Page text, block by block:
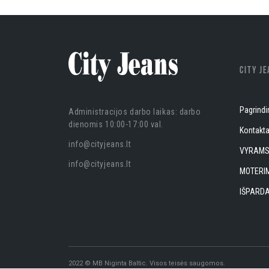
Administracijos darbo laikas: darbo
dienomis 10:00-17:00 val.
info@cityjeans.lt
info@cityjeans.lt
CITY
VYRAMS
2022 © MB Niginta Baltic. Visos teisės saugomos.